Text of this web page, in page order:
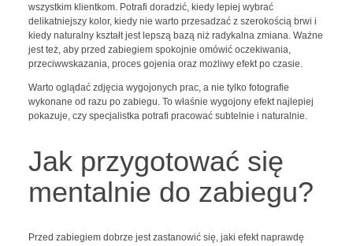
wszystkim klientkom. Potrafi doradzić, kiedy lepiej wybrać
delikatniejszy kolor, kiedy nie warto przesadzać z szerokością brwi i
kiedy naturalny kształt jest lepszą bazą niż radykalna zmiana. Ważne
jest też, aby przed zabiegiem spokojnie omówić oczekiwania,
przeciwwskazania, proces gojenia oraz możliwy efekt po czasie.
Warto oglądać zdjęcia wygojonych prac, a nie tylko fotografie
wykonane od razu po zabiegu. To właśnie wygojony efekt najlepiej
pokazuje, czy specjalistka potrafi pracować subtelnie i naturalnie.
Jak przygotować się
mentalnie do zabiegu?
Przed zabiegiem dobrze jest zastanowić się, jaki efekt naprawdę